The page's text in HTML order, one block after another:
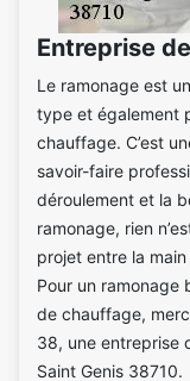
Entreprise
Le ramonage est
type et également
chauffage. C’est
savoir-faire
déroulement et la
ramonage, rien
projet entre la
Pour un
de chauffage,
38, une entreprise
Saint Genis 38710.